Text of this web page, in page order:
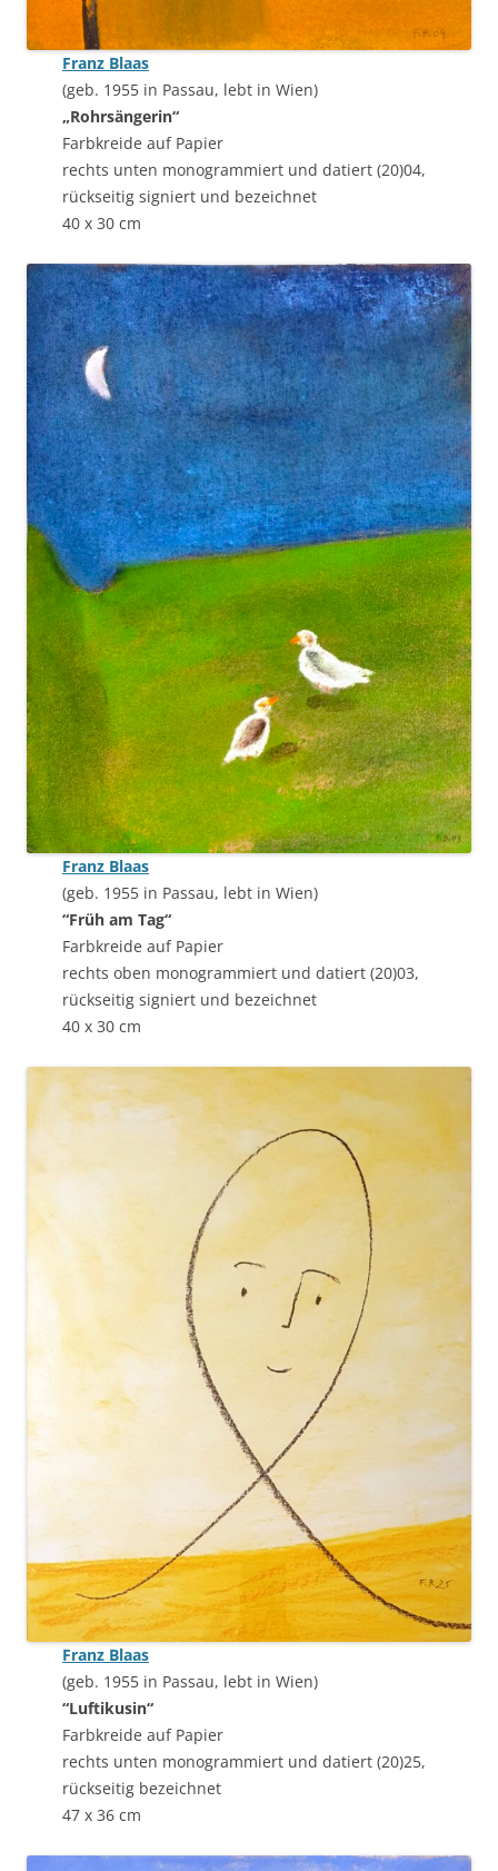
Franz Blaas
(geb. 1955 in Passau, lebt in Wien)
„Rohrsängerin“
Farbkreide auf Papier
rechts unten monogrammiert und datiert (20)04,
rückseitig signiert und bezeichnet
40 x 30 cm
Franz Blaas
(geb. 1955 in Passau, lebt in Wien)
“Früh am Tag“
Farbkreide auf Papier
rechts oben monogrammiert und datiert (20)03,
rückseitig signiert und bezeichnet
40 x 30 cm
Franz Blaas
(geb. 1955 in Passau, lebt in Wien)
“Luftikusin“
Farbkreide auf Papier
rechts unten monogrammiert und datiert (20)25,
rückseitig bezeichnet
47 x 36 cm